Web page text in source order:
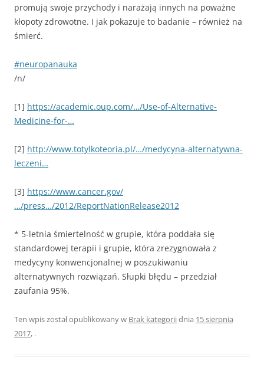
promują swoje przychody i narażają innych na poważne
kłopoty zdrowotne. I jak pokazuje to badanie – również na
śmierć.
#neuropanauka
/n/
[1] https://academic.oup.com/…/Use-of-Alternative-
Medicine-for-…
[2] http://www.totylkoteoria.pl/…/medycyna-alternatywna-
leczeni…
[3] https://www.cancer.gov/
…/press…/2012/ReportNationRelease2012
* 5-letnia śmiertelność w grupie, która poddała się
standardowej terapii i grupie, która zrezygnowała z
medycyny konwencjonalnej w poszukiwaniu
alternatywnych rozwiązań. Słupki błędu – przedział
zaufania 95%.
Ten wpis został opublikowany w Brak kategoriidnia 15 sierpnia
2017, .